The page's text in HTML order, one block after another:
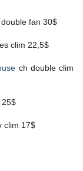
fan 30$
clim 22,5$
ch double clim
25$
clim 17$